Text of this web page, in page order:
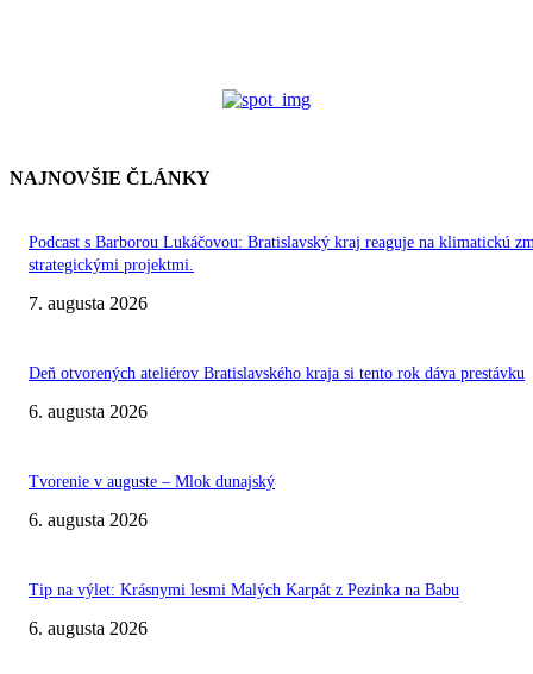
NAJNOVŠIE ČLÁNKY
Podcast s Barborou Lukáčovou: Bratislavský kraj reaguje na klimatickú
strategickými projektmi.
7. augusta 2026
Deň otvorených ateliérov Bratislavského kraja si tento rok dáva prestávku
6. augusta 2026
Tvorenie v auguste – Mlok dunajský
6. augusta 2026
Tip na výlet: Krásnymi lesmi Malých Karpát z Pezinka na Babu
6. augusta 2026